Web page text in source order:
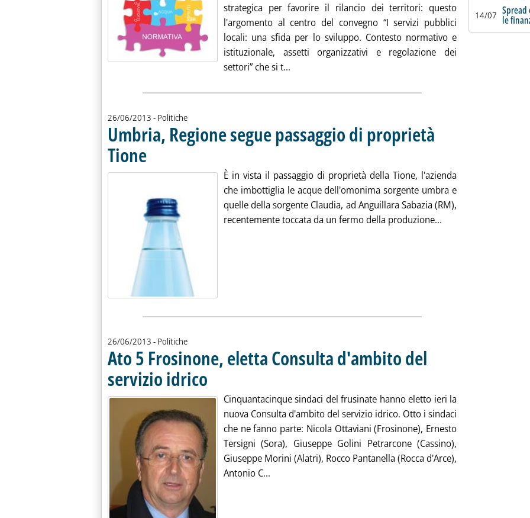
strategica per favorire il rilancio dei territori: questo
l'argomento al centro del convegno “I servizi pubblici
locali: una sfida per lo sviluppo. Contesto normativo e
istituzionale, assetti organizzativi e regolazione dei
settori” che si t...
26/06/2013 - Politiche
Umbria, Regione segue passaggio di proprietà
Tione . Pubblicata mercoledì 26 giugno 2013 alle 17.6.
È in vista il passaggio di proprietà della Tione, l'azienda
che imbottiglia le acque dell'omonima sorgente umbra e
quelle della sorgente Claudia, ad Anguillara Sabazia (RM),
recentemente toccata da un fermo della produzione...
26/06/2013 - Politiche
Ato 5 Frosinone, eletta Consulta d'ambito del
servizio idrico
Cinquantacinque sindaci del frusinate hanno eletto ieri la
nuova Consulta d'ambito del servizio idrico. Otto i sindaci
che ne fanno parte: Nicola Ottaviani (Frosinone), Ernesto
Tersigni (Sora), Giuseppe Golini Petrarcone (Cassino),
Giuseppe Morini (Alatri), Rocco Pantanella (Rocca d'Arce),
Antonio C...
14/07 Spread
le